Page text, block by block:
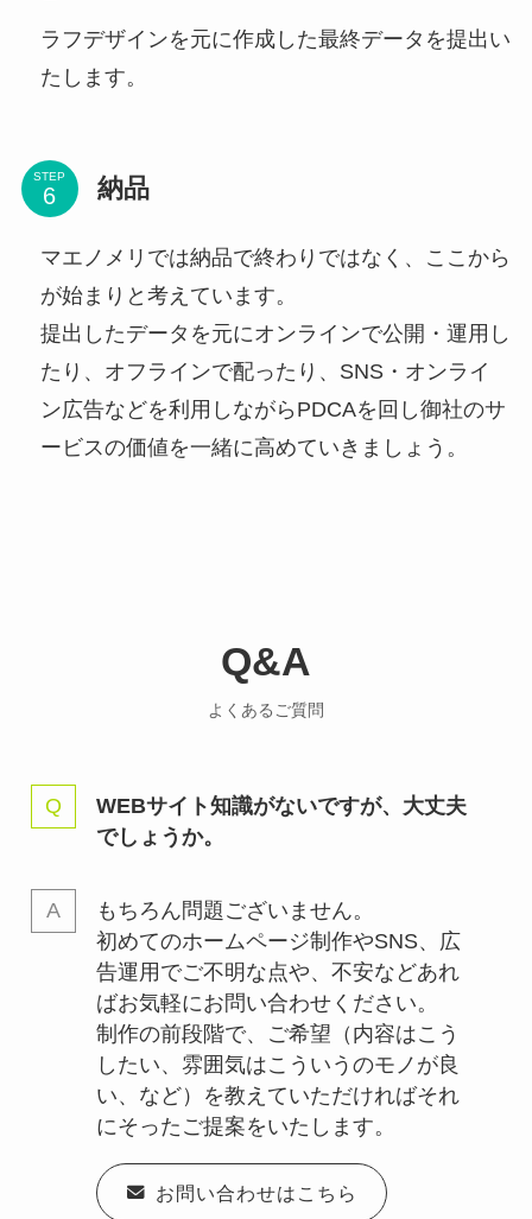
ラフデザインを元に作成した最終データを提出い
たします。
STEP 納品
マエノメリでは納品で終わりではなく、ここから
が始まりと考えています。
提出したデータを元にオンラインで公開・運用し
たり、オフラインで配ったり、SNS・オンライ
ン広告などを利用しながらPDCAを回し御社のサ
ービスの価値を一緒に高めていきましょう。
Q&A
よくあるご質問
WEBサイト知識がないですが、大丈夫
でしょうか。
もちろん問題ございません。
初めてのホームページ制作やSNS、広
告運用でご不明な点や、不安などあれ
ばお気軽にお問い合わせください。
制作の前段階で、ご希望（内容はこう
したい、雰囲気はこういうのモノが良
い、など）を教えていただければそれ
にそったご提案をいたします。
お問い合わせはこちら